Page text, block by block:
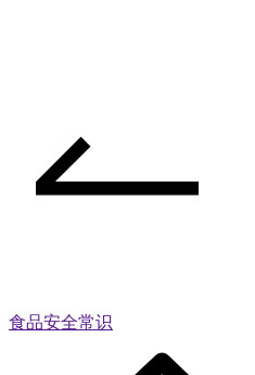
食品安全常识